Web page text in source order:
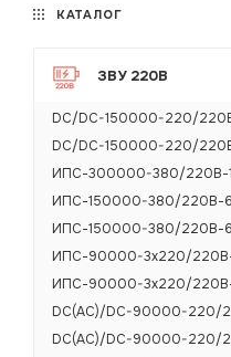
КАТАЛОГ
ЗВУ 220В
DC/DC-150000-220/
DC/DC-150000-220/
ИПС-300000-380/220В-
ИПС-150000-380/220В-
ИПС-150000-380/220В-
ИПС-90000-3х220/
ИПС-90000-3х220/
DC(AC)/DC-90000-220/
DC(AC)/DC-90000-220/